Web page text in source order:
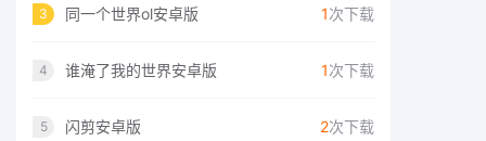
3 同一个世界ol安卓版 1次下载
4 谁淹了我的世界安卓版 1次下载
5 闪剪安卓版 2次下载